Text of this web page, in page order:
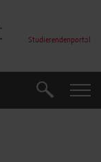
Studierendenportal
Suche